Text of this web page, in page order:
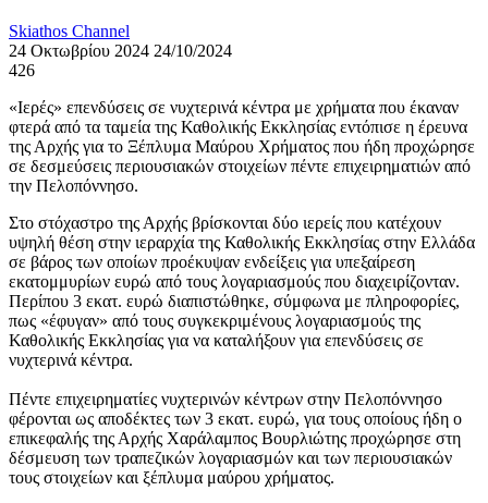
Skiathos Channel
24 Οκτωβρίου 2024 24/10/2024
426
«Ιερές» επενδύσεις σε νυχτερινά κέντρα με χρήματα που έκαναν
φτερά από τα ταμεία της Καθολικής Εκκλησίας εντόπισε η έρευνα
της Αρχής για το Ξέπλυμα Μαύρου Χρήματος που ήδη προχώρησε
σε δεσμεύσεις περιουσιακών στοιχείων πέντε επιχειρηματιών από
την Πελοπόννησο.
Στο στόχαστρο της Αρχής βρίσκονται δύο ιερείς που κατέχουν
υψηλή θέση στην ιεραρχία της Καθολικής Εκκλησίας στην Ελλάδα
σε βάρος των οποίων προέκυψαν ενδείξεις για υπεξαίρεση
εκατομμυρίων ευρώ από τους λογαριασμούς που διαχειρίζονταν.
Περίπου 3 εκατ. ευρώ διαπιστώθηκε, σύμφωνα με πληροφορίες,
πως «έφυγαν» από τους συγκεκριμένους λογαριασμούς της
Καθολικής Εκκλησίας για να καταλήξουν για επενδύσεις σε
νυχτερινά κέντρα.
Πέντε επιχειρηματίες νυχτερινών κέντρων στην Πελοπόννησο
φέρονται ως αποδέκτες των 3 εκατ. ευρώ, για τους οποίους ήδη ο
επικεφαλής της Αρχής Χαράλαμπος Βουρλιώτης προχώρησε στη
δέσμευση των τραπεζικών λογαριασμών και των περιουσιακών
τους στοιχείων και ξέπλυμα μαύρου χρήματος.